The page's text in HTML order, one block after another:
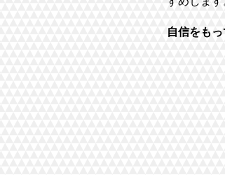
自信をも